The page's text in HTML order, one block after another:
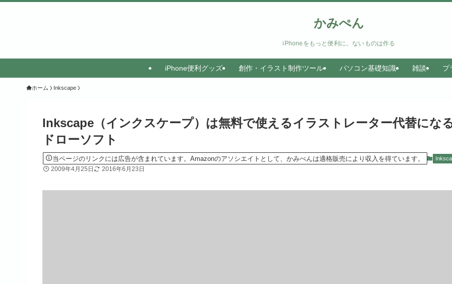
かみぺん
iPhoneをもっと便利に。ないものは作る
iPhone便利グッズ 創作・イラスト制作ツール パソコン基礎知識 雑談 プ
ホーム Inkscape
Inkscape（インクスケープ）は無料で使えるイラストレーター代替にな
ドローソフト
当ページのリンクには広告が含まれています。Amazonのアソシエイトとして、かみぺんは適格販売により収入を得ています。
2009年4月25日 2016年6月23日